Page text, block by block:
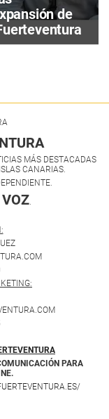
de
MÁS DESTACADAS
CANARIAS.
.
PARA